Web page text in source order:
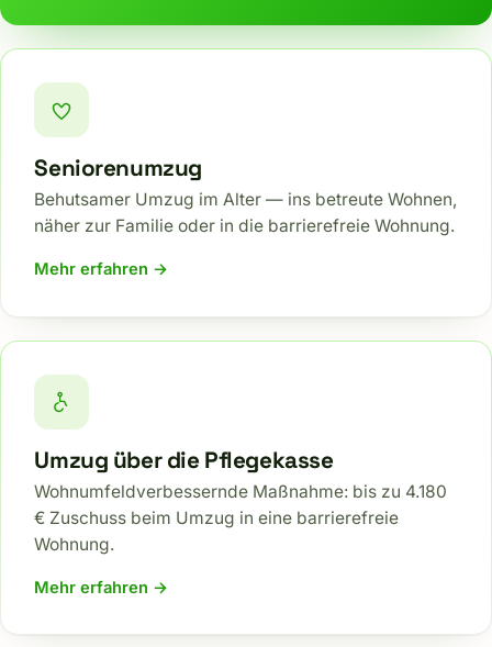
Seniorenumzug
Behutsamer Umzug im Alter — ins betreute Wohnen,
näher zur Familie oder in die barrierefreie Wohnung.
Mehr erfahren →
Umzug über die Pflegekasse
Wohnumfeldverbessernde Maßnahme: bis zu 4.180
€ Zuschuss beim Umzug in eine barrierefreie
Wohnung.
Mehr erfahren →